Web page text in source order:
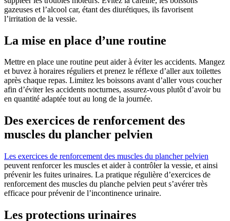
gazeuses et l’alcool car, étant des diurétiques, ils favorisent
l’irritation de la vessie.
La mise en place d’une routine
Mettre en place une routine peut aider à éviter les accidents. Mangez
et buvez à horaires réguliers et prenez le réflexe d’aller aux toilettes
après chaque repas. Limitez les boissons avant d’aller vous coucher
afin d’éviter les accidents nocturnes, assurez-vous plutôt d’avoir bu
en quantité adaptée tout au long de la journée.
Des exercices de renforcement des
muscles du plancher pelvien
Les exercices de renforcement des muscles du plancher pelvien
peuvent renforcer les muscles et aider à contrôler la vessie, et ainsi
prévenir les fuites urinaires. La pratique régulière d’exercices de
renforcement des muscles du planche pelvien peut s’avérer très
efficace pour prévenir de l’incontinence urinaire.
Les protections urinaires